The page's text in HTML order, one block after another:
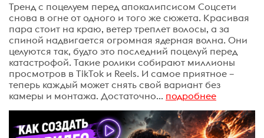
Тренд с поцелуем перед апокалипсисом Соцсети
снова в огне от одного и того же сюжета. Красивая
пара стоит на краю, ветер треплет волосы, а за
спиной надвигается огромная ядерная волна. Они
целуются так, будто это последний поцелуй перед
катастрофой. Такие ролики собирают миллионы
просмотров в TikTok и Reels. И самое приятное –
теперь каждый может снять свой вариант без
камеры и монтажа. Достаточно... подробнее